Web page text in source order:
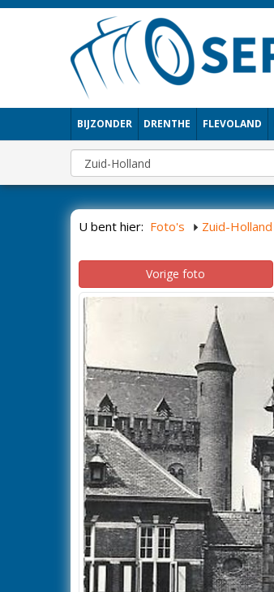
BIJZONDER DRENTHE FLEVOLAND
U bent hier: Foto's Zuid-Holland
Vorige foto